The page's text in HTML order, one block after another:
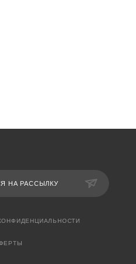
НА РАССЫЛКУ